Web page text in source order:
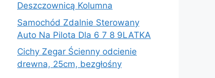
Deszczownicą Kolumna
Samochód Zdalnie Sterowany
Auto Na Pilota Dla 6 7 8 9LATKA
Cichy Zegar Ścienny odcienie
drewna, 25cm, bezgłośny